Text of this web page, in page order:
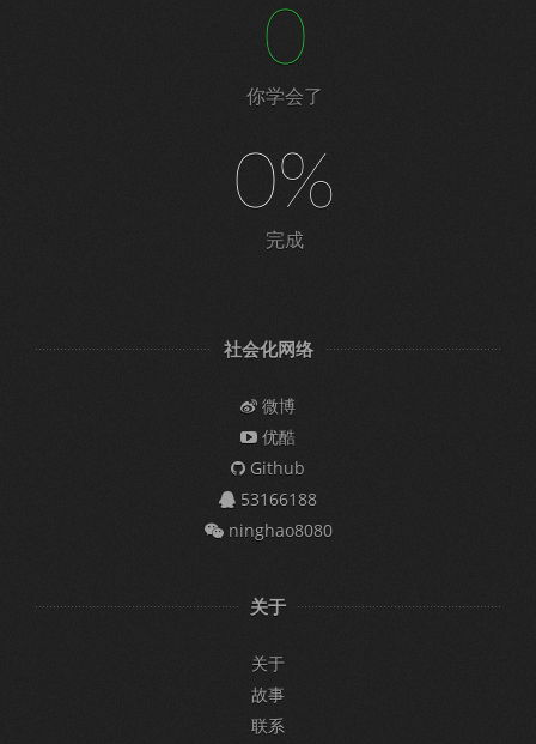
0
你学会了
0%
完成
社会化网络
微博
优酷
Github
53166188
ninghao8080
关于
关于
故事
联系